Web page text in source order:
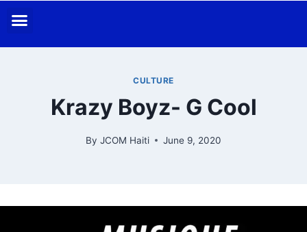
CULTURE
Krazy Boyz- G Cool
By JCOM Haiti June 9, 2020